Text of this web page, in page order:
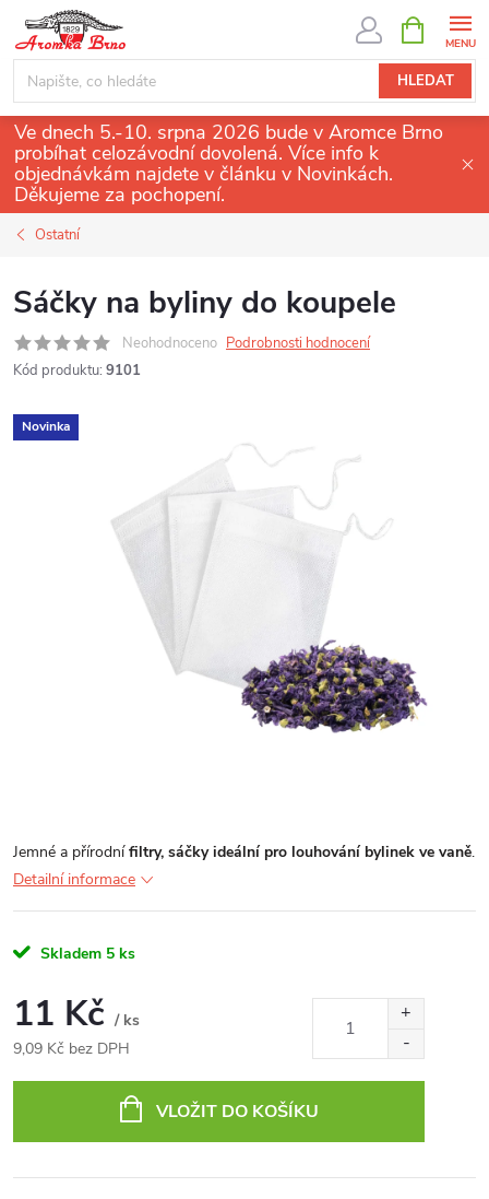
obsah
HLEDAT
NÁKUPNÍ
KOŠÍK
Ve dnech 5.-10. srpna 2026 bude v Aromce Brno
probíhat celozávodní dovolená. Více info k
objednávkám najdete v článku v Novinkách.
Děkujeme za pochopení.
Ostatní
Sáčky na byliny do koupele
Neohodnoceno Podrobnosti hodnocení
Kód produktu: 9101
Novinka
Jemné a přírodnífiltry, sáčky ideální pro louhování bylinek ve vaně.
Detailní informace
Skladem 5 ks
11 Kč / ks
9,09 Kč bez DPH
VLOŽIT DO KOŠÍKU